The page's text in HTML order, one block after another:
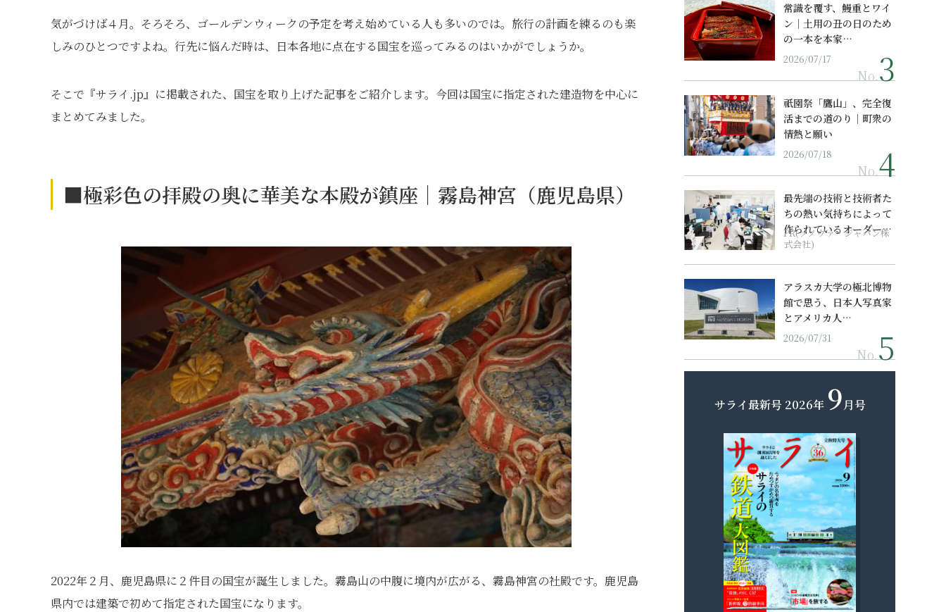
気がづけば４月。そろそろ、ゴールデンウィークの予定を考え始めている人も多いのでは。旅行の計画を練るのも楽
しみのひとつですよね。行先に悩んだ時は、日本各地に点在する国宝を巡ってみるのはいかがでしょうか。
そこで『サライ.jp』に掲載された、国宝を取り上げた記事をご紹介します。今回は国宝に指定された建造物を中心に
まとめてみました。
■極彩色の拝殿の奥に華美な本殿が鎮座｜霧島神宮（鹿児島県）
2022年２月、鹿児島県に２件目の国宝が誕生しました。霧島山の中腹に境内が広がる、霧島神宮の社殿です。鹿児島
県内では建築で初めて指定された国宝になります。
常識を覆す、鰻重とワイ
ン｜土用の丑の日のため
の一本を本家…
2026/07/17
No.
祇園祭「鷹山」、完全復
活までの道のり｜町衆の
情熱と願い
2026/07/18
No.
最先端の技術と技術者た
ちの熱い気持ちによって
作られているオーダーメ
イド補聴器
PR(ソノヴァ・ジャパン株
式会社)
アラスカ大学の極北博物
館で思う、日本人写真家
とアメリカ人…
2026/07/31
No.
サライ最新号 2026年 9月号